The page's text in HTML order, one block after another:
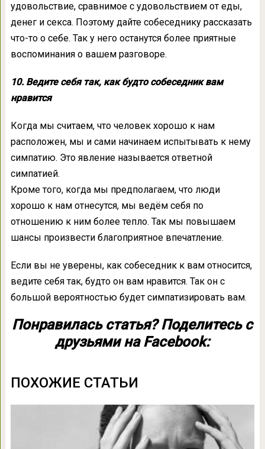
удовольствие, сравнимое с удовольствием от еды,
денег и секса. Поэтому дайте собеседнику рассказать
что-то о себе. Так у него останутся более приятные
воспоминания о вашем разговоре.
10. Ведите себя так, как будто собеседник вам
нравится
Когда мы считаем, что человек хорошо к нам
расположен, мы и сами начинаем испытывать к нему
симпатию. Это явление называется ответной
симпатией.
Кроме того, когда мы предполагаем, что люди
хорошо к нам отнесутся, мы ведём себя по
отношению к ним более тепло. Так мы повышаем
шансы произвести благоприятное впечатление.
Если вы не уверены, как собеседник к вам относится,
ведите себя так, будто он вам нравится. Так он с
большой вероятностью будет симпатизировать вам.
Понравилась статья? Поделитесь с
друзьями на Facebook:
ПОХОЖИЕ СТАТЬИ